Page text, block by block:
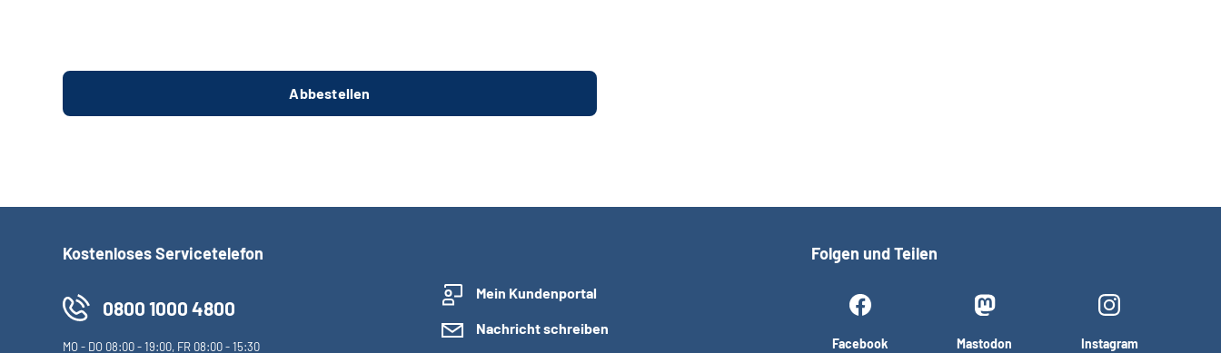
Kostenloses Servicetelefon
0800 1000 4800
MO- DO 08:00 - 19:00, FR 08:00 - 15:30
Mein Kundenportal
Nachricht schreiben
Folgen und Teilen
Facebook Mastodon Instagram